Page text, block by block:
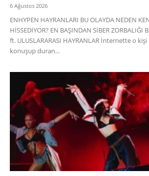
6 Ağustos 2026
ENHYPEN HAYRANLARI BU OLAYDA NEDEN
HİSSEDİYOR? EN BAŞINDAN SİBER ZORBALIĞI
ft. ULUSLARARASI HAYRANLAR İnternette o
konuşup duran...